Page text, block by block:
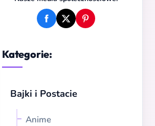
Kategorie:
Bajki i Postacie
Anime